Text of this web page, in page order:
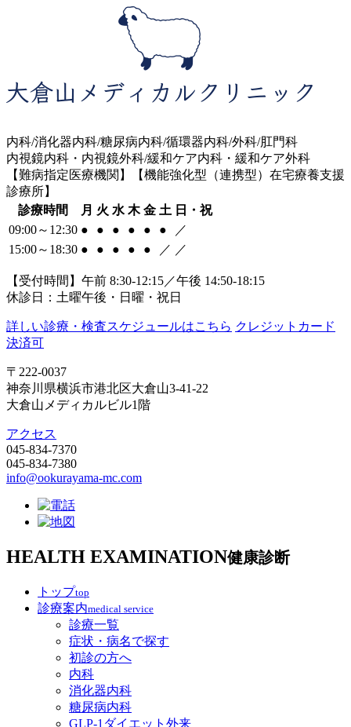
内科/消化器内科/糖尿病内科/循環器内科/外科/肛門科
内視鏡内科・内視鏡外科/緩和ケア内科・緩和ケア外科
【難病指定医療機関】【機能強化型（連携型）在宅療養支援
診療所】
診療時間
月 火 水 木 金 土 日・祝
09:00～12:30 ● ● ● ● ● ●
／
15:00～18:30 ● ● ● ● ● ／ ／
【受付時間】午前 8:30-12:15／午後 14:50-18:15
休診日：土曜午後・日曜・祝日
詳しい診療・検査スケジュールはこちら クレジットカード
決済可
〒222-0037
神奈川県横浜市港北区大倉山3-41-22
大倉山メディカルビル1階
アクセス
045-834-7370
045-834-7380
info@ookurayama-mc.com
HEALTH EXAMINATION健康診断
トップtop
診療案内medical service
診療一覧
症状・病名で探す
初診の方へ
内科
消化器内科
糖尿病内科
GLP‐1ダイエット外来